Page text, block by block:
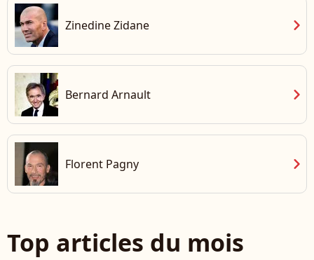
Zinedine Zidane chevron_right
Bernard Arnault chevron_right
Florent Pagny chevron_right
Top articles du mois